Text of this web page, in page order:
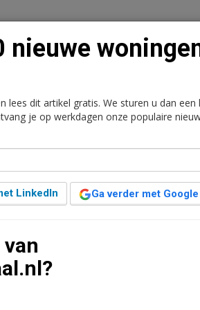
Contact Abonnementen
in Staphorst
en andere ontwikkelaars
in nieuwbouwwijk De
nieuwe
lees dit artikel gratis. We sturen u dan een
je op werkdagen onze populaire
LinkedIn Ga verder met Google